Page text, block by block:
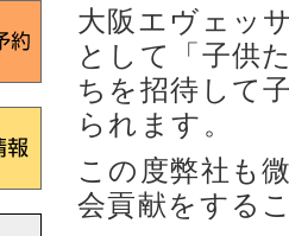
大阪エヴェッ
として「子供
ちを招待して
られます。
この度弊社も
会貢献をする